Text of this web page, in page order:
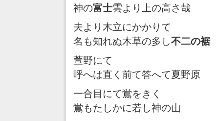
神の富士雲より上の高さ哉
夫より木立にかかりて
名も知れぬ木草の多し不二の裾
萱野にて
呼へは直く前て答へて夏野原
一合目にて鴬をきく
鴬もたしかに若し神の山